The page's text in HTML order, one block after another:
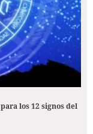
los 12 signos del